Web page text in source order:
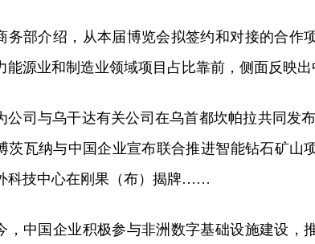
务部介绍，从本届博览会拟签约和对接的合作
能源业和制造业领域项目占比靠前，侧面反映出
公司与乌干达有关公司在乌首都坎帕拉共同发
茨瓦纳与中国企业宣布联合推进智能钻石矿山
科技中心在刚果（布）揭牌……
，中国企业积极参与非洲数字基础设施建设，